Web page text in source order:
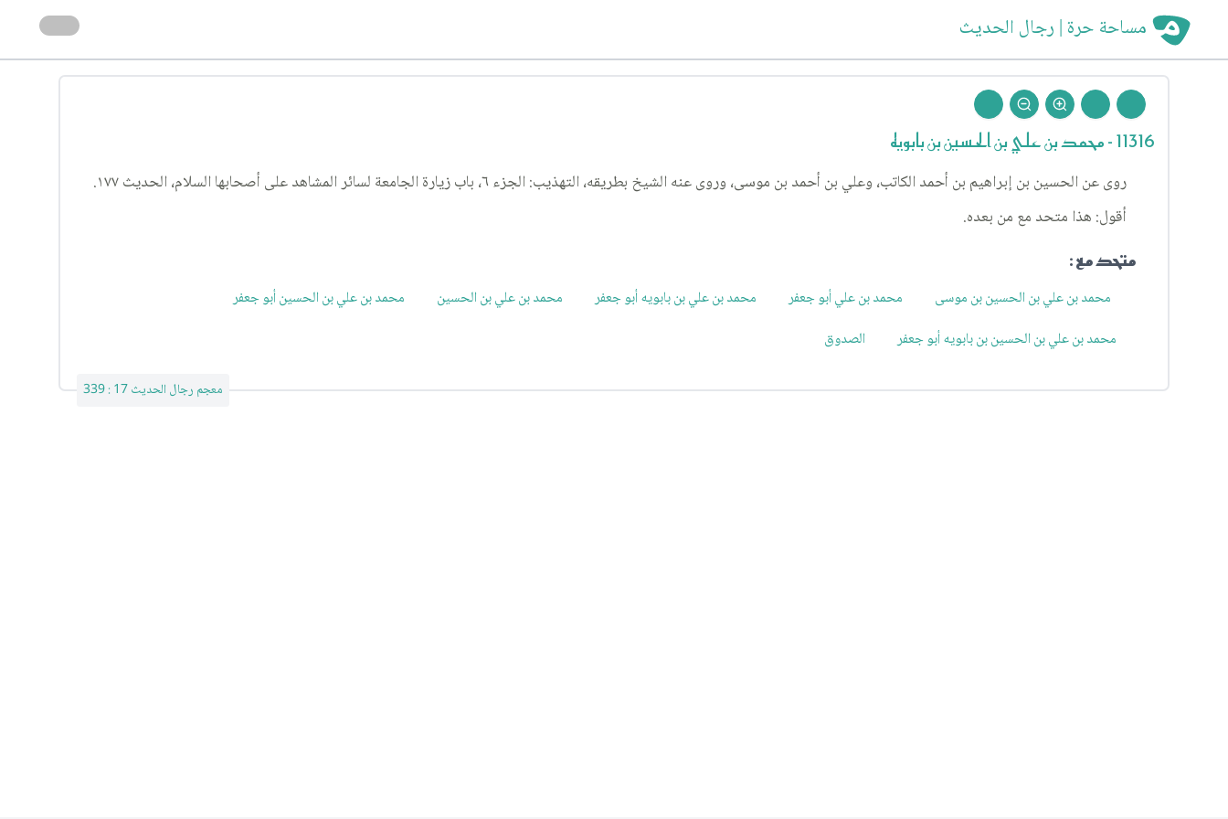
مساحة حرة | رجال الحديث
11316 - محمد بن علي بن الحسين بن بابويه
روى عن الحسين بن إبراهيم بن أحمد الكاتب، وعلي بن أحمد بن موسى، وروى عنه الشيخ بطريقه، التهذيب: الجزء ٦، باب زيارة الجامعة لسائر المشاهد على أصحابها السلام، الحديث ١٧٧.
أقول: هذا متحد مع من بعده.
متحد مع :
محمد بن علي بن الحسين بن موسى محمد بن علي أبو جعفر محمد بن علي بن بابويه أبو جعفر محمد بن علي بن الحسين
محمد بن علي بن الحسين أبو جعفر
محمد بن علي بن الحسين بن بابويه أبو جعفر
الصدوق
معجم رجال الحديث 17 : 339